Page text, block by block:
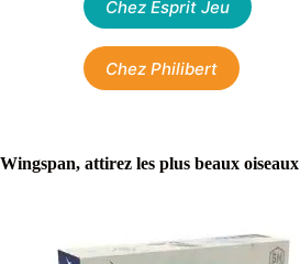
Chez Esprit Jeu
Chez Philibert
Wingspan, attirez les plus beaux oiseaux